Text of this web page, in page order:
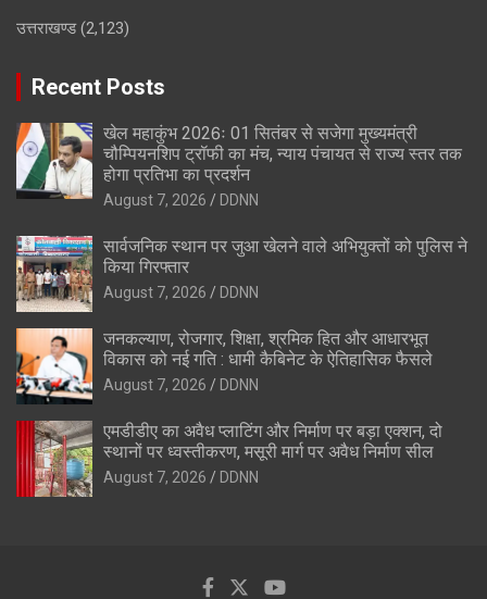
उत्तराखण्ड(2,123)
Recent Posts
खेल महाकुंभ 2026ः 01 सितंबर से सजेगा मुख्यमंत्री
चौम्पियनशिप ट्रॉफी का मंच, न्याय पंचायत से राज्य स्तर तक
होगा प्रतिभा का प्रदर्शन
August 7, 2026 DDNN
सार्वजनिक स्थान पर जुआ खेलने वाले अभियुक्तों को पुलिस ने
किया गिरफ्तार
August 7, 2026 DDNN
जनकल्याण, रोजगार, शिक्षा, श्रमिक हित और आधारभूत
विकास को नई गति : धामी कैबिनेट के ऐतिहासिक फैसले
August 7, 2026 DDNN
एमडीडीए का अवैध प्लाटिंग और निर्माण पर बड़ा एक्शन, दो
स्थानों पर ध्वस्तीकरण, मसूरी मार्ग पर अवैध निर्माण सील
August 7, 2026 DDNN